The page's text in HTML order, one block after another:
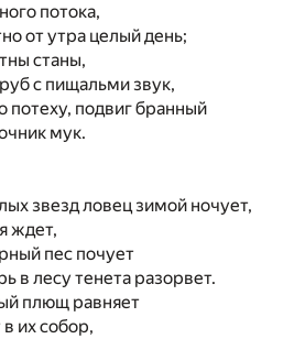
потока,
от утра целый день;
станы,
с пищальми звук,
потеху, подвиг бранный
мук.
звезд ловец зимой ночует,
ждет,
пес почует
в лесу тенета разорвет.
плющ равняет
их собор,